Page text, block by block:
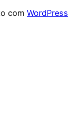
com WordPress